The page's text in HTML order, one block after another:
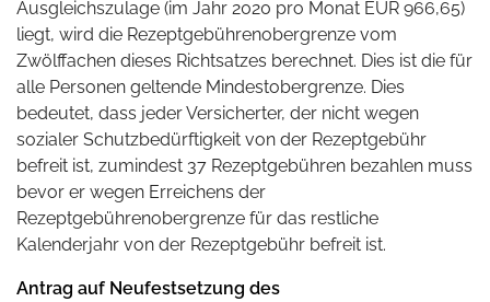
Ausgleichszulage (im Jahr 2020 pro Monat EUR 966,65)
liegt, wird die Rezeptgebührenobergrenze vom
Zwölffachen dieses Richtsatzes berechnet. Dies ist die für
alle Personen geltende Mindestobergrenze. Dies
bedeutet, dass jeder Versicherter, der nicht wegen
sozialer Schutzbedürftigkeit von der Rezeptgebühr
befreit ist, zumindest 37 Rezeptgebühren bezahlen muss
bevor er wegen Erreichens der
Rezeptgebührenobergrenze für das restliche
Kalenderjahr von der Rezeptgebühr befreit ist.
Antrag auf Neufestsetzung des